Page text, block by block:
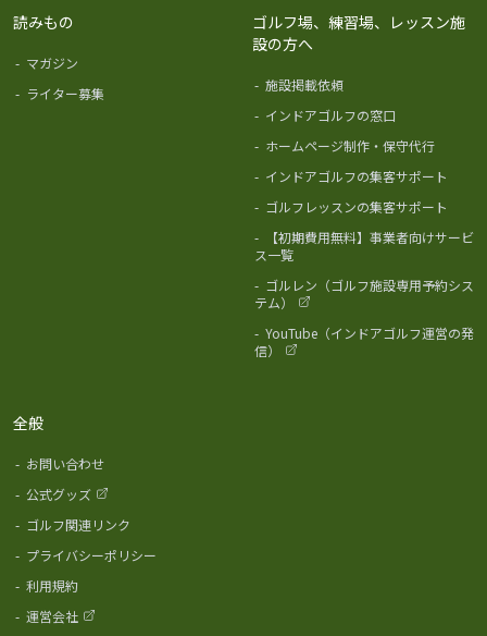
読みもの
- マガジン
- ライター募集
ゴルフ場、練習場、レッスン施
設の方へ
- 施設掲載依頼
- インドアゴルフの窓口
- ホームページ制作・保守代行
- インドアゴルフの集客サポート
- ゴルフレッスンの集客サポート
-
【初期費用無料】事業者向けサービ
ス一覧
- ゴルレン（ゴルフ施設専用予約シス
テム）
- YouTube（インドアゴルフ運営の発
信）
全般
- お問い合わせ
- 公式グッズ
- ゴルフ関連リンク
- プライバシーポリシー
- 利用規約
- 運営会社